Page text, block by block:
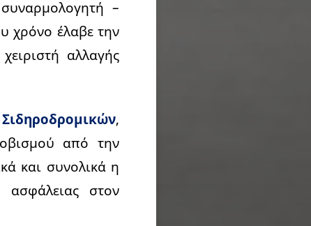
–
χρόνο έλαβε την
αλλαγής
,
από την
και συνολικά η
στον